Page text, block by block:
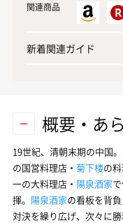
関連商品
新着関連ガイド
概要・あ
19世紀、清朝末期の中国
の国営料理店・ 菊下楼の
一の大料理店・ 陽泉酒家
揮。 陽泉酒家の看板を背
対決を繰り広げ、次々に勝